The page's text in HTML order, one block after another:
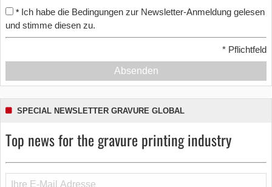
* Ich habe die Bedingungen zur Newsletter-Anmeldung gelesen
und stimme diesen zu.
* Pflichtfeld
Absenden
SPECIAL NEWSLETTER GRAVURE GLOBAL
Top news for the gravure printing industry